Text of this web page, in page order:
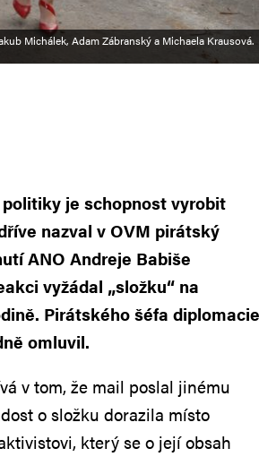
Michálek, Adam Zábranský a Michaela Krausová.
je schopnost vyrobit
nazval v OVM pirátský
ANO Andreje Babiše
vyžádal „složku“ na
Pirátského šéfa diplomacie
omluvil.
v tom, že mail poslal jinému
o složku dorazila místo
který se o její obsah